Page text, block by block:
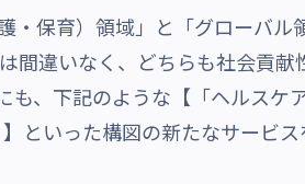
保育）領域」と「グローバル
違いなく、どちらも社会貢献
、下記のような【「ヘルスケ
いった構図の新たなサービス